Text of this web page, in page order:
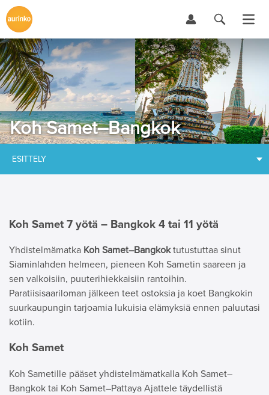
Koh Samet–Bangkok
ESITTELY
Koh Samet 7 yötä – Bangkok 4 tai 11 yötä
Yhdistelmämatka Koh Samet–Bangkoktutustuttaa sinut
Siaminlahden helmeen, pieneen Koh Sametin saareen ja
sen valkoisiin, puuterihiekkaisiin rantoihin.
Paratiisisaariloman jälkeen teet ostoksia ja koet Bangkokin
suurkaupungin tarjoamia lukuisia elämyksiä ennen paluutasi
kotiin.
Koh Samet
Koh Sametille pääset yhdistelmämatkalla Koh Samet–
Bangkok tai Koh Samet–Pattaya Ajattele täydellistä